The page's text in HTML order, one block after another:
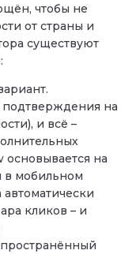
чтобы не
от страны и
существуют
подтверждения на
и всё –
основывается на
в мобильном
кликов – и